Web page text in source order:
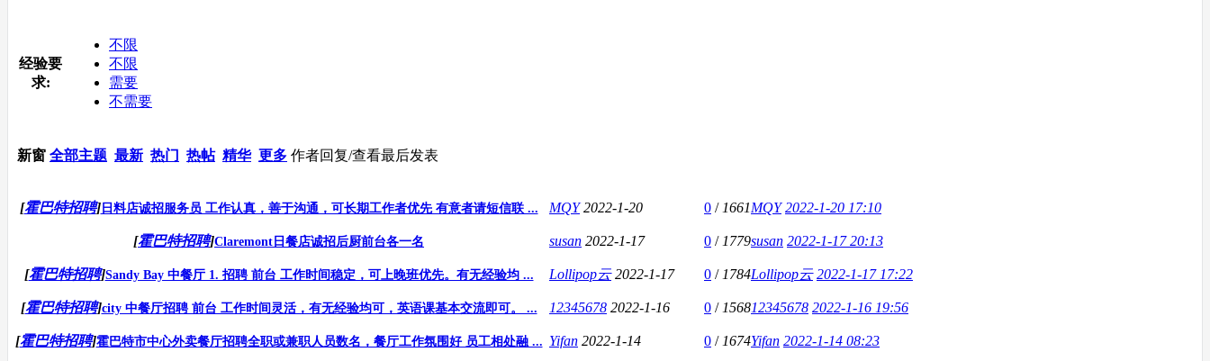
经验要
求:
不限
不限
需要
不需要
新窗 全部主题 最新 热门 热帖 精华 更多 作者回复/查看最后发表
[霍巴特招聘]日料店诚招服务员 工作认真，善于沟通，可长期工作者优先 有意者请短信联 ... MQY 2022-1-20 0 / 1661MQY 2022-1-20 17:10
[霍巴特招聘]Claremont日餐店诚招后厨前台各一名 susan 2022-1-17 0 / 1779susan 2022-1-17 20:13
[霍巴特招聘]Sandy Bay 中餐厅 1. 招聘 前台 工作时间稳定，可上晚班优先。有无经验均 ... Lollipop云 2022-1-17 0 / 1784Lollipop云 2022-1-17 17:22
[霍巴特招聘]city 中餐厅招聘 前台 工作时间灵活，有无经验均可，英语课基本交流即可。 ... 12345678 2022-1-16 0 / 156812345678 2022-1-16 19:56
[霍巴特招聘]霍巴特市中心外卖餐厅招聘全职或兼职人员数名，餐厅工作氛围好 员工相处融 ... Yifan 2022-1-14 0 / 1674Yifan 2022-1-14 08:23